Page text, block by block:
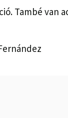
També van